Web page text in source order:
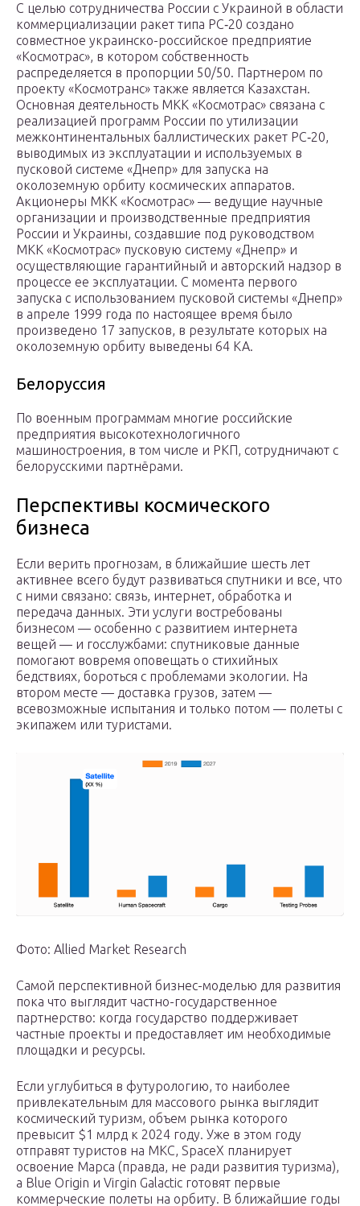
С целью сотрудничества России с Украиной в области
коммерциализации ракет типа РС‑20 создано
совместное украинско-российское предприятие
«Космотрас», в котором собственность
распределяется в пропорции 50/50. Партнером по
проекту «Космотранс» также является Казахстан.
Основная деятельность МКК «Космотрас» связана с
реализацией программ России по утилизации
межконтинентальных баллистических ракет РС‑20,
выводимых из эксплуатации и используемых в
пусковой системе «Днепр» для запуска на
околоземную орбиту космических аппаратов.
Акционеры МКК «Космотрас» — ведущие научные
организации и производственные предприятия
России и Украины, создавшие под руководством
МКК «Космотрас» пусковую систему «Днепр» и
осуществляющие гарантийный и авторский надзор в
процессе ее эксплуатации. С момента первого
запуска с использованием пусковой системы «Днепр»
в апреле 1999 года по настоящее время было
произведено 17 запусков, в результате которых на
околоземную орбиту выведены 64 КА.
Белоруссия
По военным программам многие российские
предприятия высокотехнологичного
машиностроения, в том числе и РКП, сотрудничают с
белорусскими партнёрами.
Перспективы космического
бизнеса
Если верить прогнозам, в ближайшие шесть лет
активнее всего будут развиваться спутники и все, что
с ними связано: связь, интернет, обработка и
передача данных. Эти услуги востребованы
бизнесом — особенно с развитием интернета
вещей — и госслужбами: спутниковые данные
помогают вовремя оповещать о стихийных
бедствиях, бороться с проблемами экологии. На
втором месте — доставка грузов, затем —
всевозможные испытания и только потом — полеты с
экипажем или туристами.
Фото: Allied Market Research
Самой перспективной бизнес-моделью для развития
пока что выглядит частно-государственное
партнерство: когда государство поддерживает
частные проекты и предоставляет им необходимые
площадки и ресурсы.
Если углубиться в футурологию, то наиболее
привлекательным для массового рынка выглядит
космический туризм, объем рынка которого
превысит $1 млрд к 2024 году. Уже в этом году
отправят туристов на МКС, SpaceX планирует
освоение Марса (правда, не ради развития туризма),
а Blue Origin и Virgin Galactic готовят первые
коммерческие полеты на орбиту. В ближайшие годы